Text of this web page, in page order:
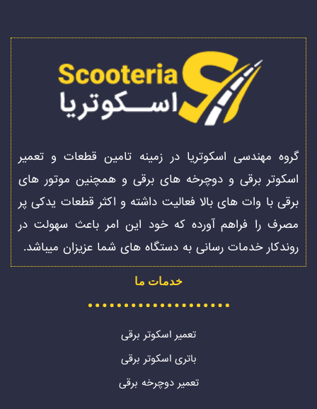
گروه مهندسی اسکوتریا در زمینه تامین قطعات و تعمیر
اسکوتر برقی و دوچرخه های برقی و همچنین موتور های
برقی با وات های بالا فعالیت داشته و اکثر قطعات یدکی پر
مصرف را فراهم آورده که خود این امر باعث سهولت در
روندکار خدمات رسانی به دستگاه های شما عزیزان میباشد.
خدمات ما
تعمیر اسکوتر برقی
باتری اسکوتر برقی
تعمیر دوچرخه برقی